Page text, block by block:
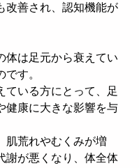
改善され、認知機能が
体は足元から衰えてい
です。
ている方にとって、足
健康に大きな影響を与
肌荒れやむくみが増
謝が悪くなり、体全体